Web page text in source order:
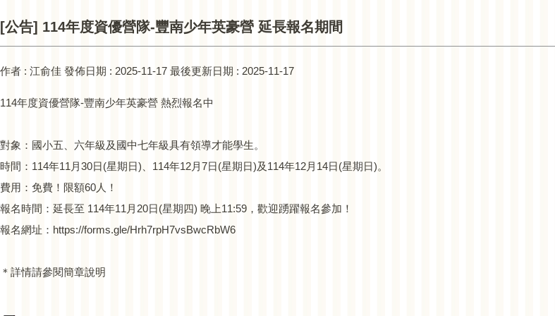
[公告] 114年度資優營隊-豐南少年英豪營 延長報名期間
作者 : 江俞佳 發佈日期 : 2025-11-17 最後更新日期 : 2025-11-17
114年度資優營隊-豐南少年英豪營 熱烈報名中
對象：國小五、六年級及國中七年級具有領導才能學生。
時間：114年11月30日(星期日)、114年12月7日(星期日)及114年12月14日(星期日)。
費用：免費！限額60人！
報名時間：延長至 114年11月20日(星期四) 晚上11:59，歡迎踴躍報名參加！
報名網址：https://forms.gle/Hrh7rpH7vsBwcRbW6
＊詳情請參閱簡章說明